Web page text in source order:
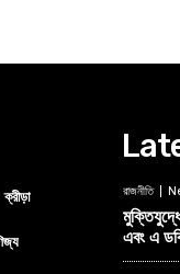
ক্রীড়া রাজনীতি
এবং এ